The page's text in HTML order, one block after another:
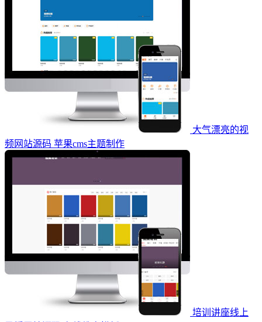
大气漂亮的视
频网站源码 苹果cms主题制作
培训讲座线上